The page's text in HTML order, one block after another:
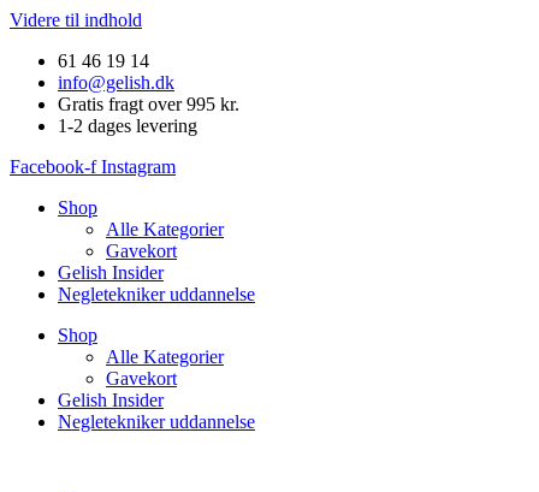
Videre til indhold
61 46 19 14
info@gelish.dk
Gratis fragt over 995 kr.
1-2 dages levering
Facebook-f Instagram
Shop
Alle Kategorier
Gavekort
Gelish Insider
Negletekniker uddannelse
Shop
Alle Kategorier
Gavekort
Gelish Insider
Negletekniker uddannelse